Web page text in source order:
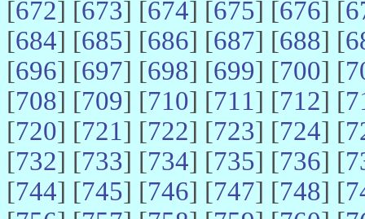
[672] [673] [674] [675] [676] [
[684] [685] [686] [687] [688] [
[696] [697] [698] [699] [700] [
[708] [709] [710] [711] [712] [
[720] [721] [722] [723] [724] [
[732] [733] [734] [735] [736] [
[744] [745] [746] [747] [748] [